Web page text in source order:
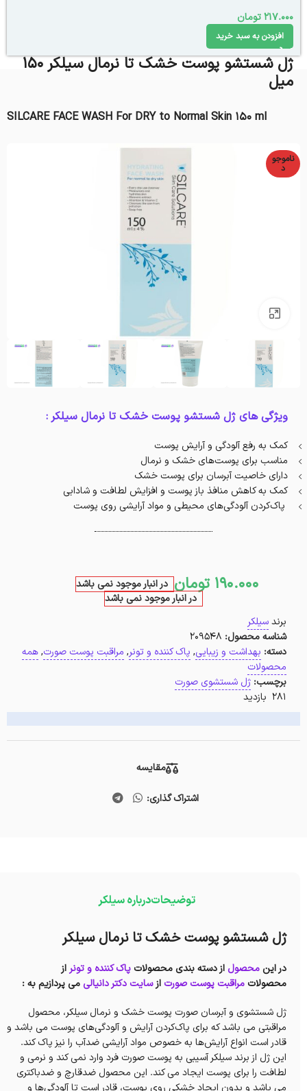
217.000تومان
افزودن به سبد خرید
ژل شستشو پوست خشک تا نرمال سیلکر 150
میل
SILCARE FACE WASH For DRY to Normal Skin 150 ml
ناموجو
د
ویژگی های ژل شستشو پوست خشک تا نرمال سیلکر :
کمک به رفع آلودگی و آرایش پوست
مناسب برای پوست‌های خشک و نرمال
دارای خاصیت آبرسان برای پوست خشک
کمک به کاهش منافذ باز پوست و افزایش لطافت و شادابی
پاک‌کردن آلودگی‌های محیطی و مواد آرایشی روی پوست
190.000 تومان در انبار موجود نمی باشد
در انبار موجود نمی باشد
برندسیلکر
شناسه محصول: 209548
دسته: بهداشت و زیبایی, پاک کننده و تونر, مراقبت پوست صورت,همه
محصولات
برچسب: ژل شستشوی صورت
281 بازدید
مقایسه
اشتراک گذاری:
توضیحاتدرباره سیلکر
ژل شستشو پوست خشک تا نرمال سیلکر
در این محصول از دسته بندی محصولات پاک کننده و تونر از
محصولات مراقبت پوست صورت ازسایت دکتر دانیالیمی پردازیم به :
ژل شستشوی و آبرسان صورت پوست خشک و نرمال سیلکر، محصول
مراقبتی می باشد که برای پاک‌کردن آرایش و آلودگی‌های پوست می باشد و
قادر است انواع آرایش‌ها به خصوص مواد آرایشی ضدآب را نیز پاک کند.
این ژل از برند سیلکر آسیبی به پوست صورت فرد وارد نمی کند و نرمی و
لطافت را برای پوست ایجاد می کند. این محصول ضدقارچ و ضدباکتری
می باشد و بدون ایجاد خشکی روی پوست، قادر است تا آلودگی‌ها و